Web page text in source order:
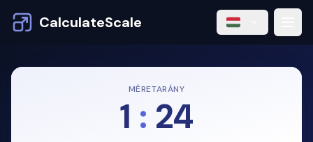
CalculateScale
MÉRETARÁNY
1 : 24